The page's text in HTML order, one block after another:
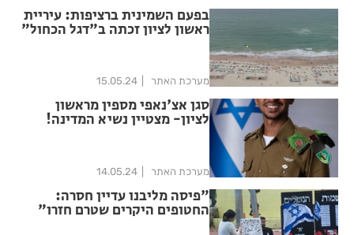
בפעם השמינית ברציפות: עיריית
ראשון לציון זכתה ב"דגל הכחול"
מערכת האתר 15.05.24
סגן אצ'נאפי מספין מראשון
לציון- מצטיין נשיא המדינה!
מערכת האתר 14.05.24
"פיסה מליבנו עדיין חסרה:
החטופים היקרים שטרם חזרו"